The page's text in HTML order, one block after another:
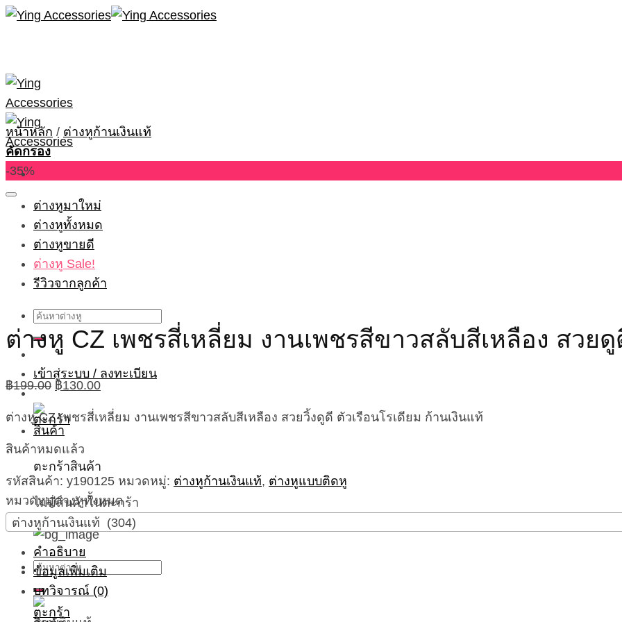
Skip
ต่างหูมาใหม่
ต่างหูทั้งหมด
ต่างหูขายดี
ต่างหู Sale!
รีวิวจากลูกค้า
ค้นหา:
เข้าสู่ระบบ / ลงทะเบียน
ตะกร้าสินค้า
ไม่มีสินค้าในตะกร้า
ค้นหา:
หน้าหลัก / ต่างหูก้านเงินแท้
คัดกรอง
-35%
ต่างหู CZ เพชรสี่เหลี่ยม งานเพชรสีขาวสลับสีเหลือง สวย
฿199.00 Original
was:
฿199.00.
฿130.00Current
is:
ต่างหู CZ เพชรสี่เหลี่ยม งานเพชรสีขาวสลับสีเหลือง สวยวิ้งดูดี ตัวเรือนโรเดียม ก้านเงินแท้
สินค้าหมดแล้ว
รหัสสินค้า: y190125 หมวดหมู่: ต่างหูก้านเงินแท้, ต่างหูแบบติดหู
หมวดหมู่ต่างหูทั้งหมด
ต่างหูก้านเงินแท้ (304)
คำอธิบาย
ข้อมูลเพิ่มเติม
บทวิจารณ์ (0)